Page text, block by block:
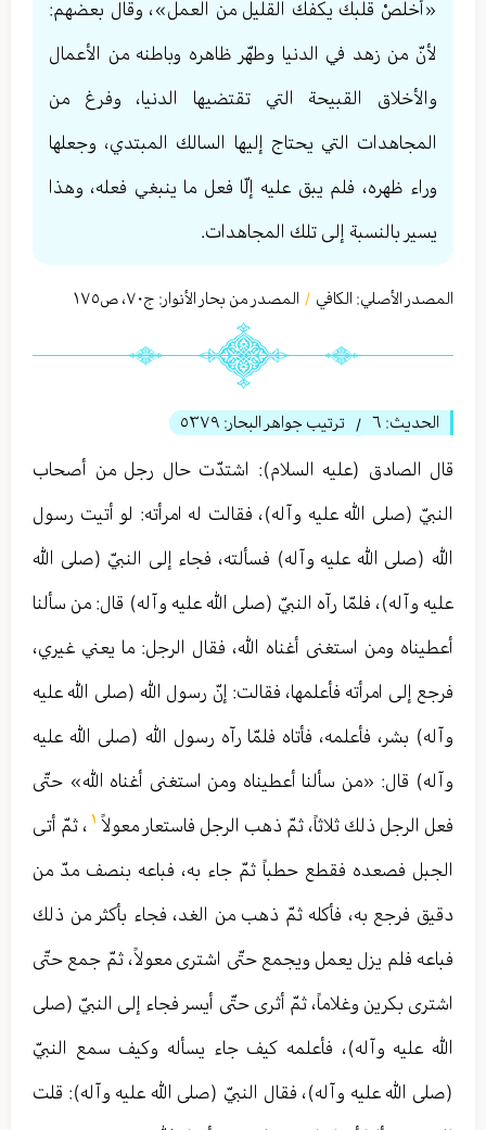
«أخلصْ قلبك يكفك القليل من العمل»، وقال بعضهم:
لأنّ من زهد في الدنيا وطهّر ظاهره وباطنه من الأعمال
والأخلاق القبيحة التي تقتضيها الدنيا، وفرغ من
المجاهدات التي يحتاج إليها السالك المبتدي، وجعلها
وراء ظهره، فلم يبق عليه إلّا فعل ما ينبغي فعله، وهذا
يسير بالنسبة إلى تلك المجاهدات.
المصدر الأصلي: الكافي / المصدر من بحار الأنوار: ج٧٠، ص١٧٥
الحديث: ٦ / ترتيب جواهر البحار: ٥٣٧٩
قال الصادق (عليه السلام): اشتدّت حال رجل من أصحاب
النبيّ (صلى الله عليه وآله)، فقالت له امرأته: لو أتيت رسول
الله (صلى الله عليه وآله) فسألته، فجاء إلى النبيّ (صلى الله
عليه وآله)، فلمّا رآه النبيّ (صلى الله عليه وآله) قال: من سألنا
أعطيناه ومن استغنى أغناه الله، فقال الرجل: ما يعني غيري،
فرجع إلى امرأته فأعلمها، فقالت: إنّ رسول الله (صلى الله عليه
وآله) بشر، فأعلمه، فأتاه فلمّا رآه رسول الله (صلى الله عليه
وآله) قال: «من سألنا أعطيناه ومن استغنى أغناه الله» حتّى
فعل الرجل ذلك ثلاثاً، ثمّ ذهب الرجل فاستعار معولاً ، ثمّ أتى
الجبل فصعده فقطع حطباً ثمّ جاء به، فباعه بنصف مدّ من
دقيق فرجع به، فأكله ثمّ ذهب من الغد، فجاء بأكثر من ذلك
فباعه فلم يزل يعمل ويجمع حتّى اشترى معولاً، ثمّ جمع حتّى
اشترى بكرين وغلاماً، ثمّ أثرى حتّى أيسر فجاء إلى النبيّ (صلى
الله عليه وآله)، فأعلمه كيف جاء يسأله وكيف سمع النبيّ
(صلى الله عليه وآله)، فقال النبيّ (صلى الله عليه وآله): قلت